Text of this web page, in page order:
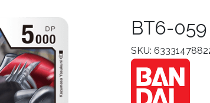
BT6-
SKU: